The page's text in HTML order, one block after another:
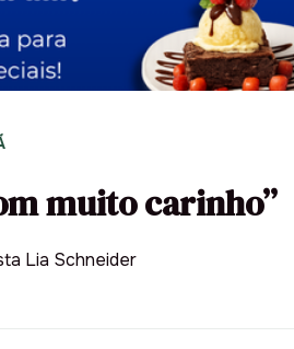
muito carinho”
Lia Schneider